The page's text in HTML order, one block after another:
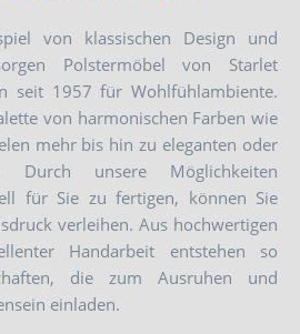
von klassischen Design und
Polstermöbel von Starlet
seit 1957 für Wohlfühlambiente.
von harmonischen Farben wie
mehr bis hin zu eleganten oder
Durch unsere Möglichkeiten
für Sie zu fertigen, können Sie
verleihen. Aus hochwertigen
Handarbeit entstehen so
die zum Ausruhen und
einladen.